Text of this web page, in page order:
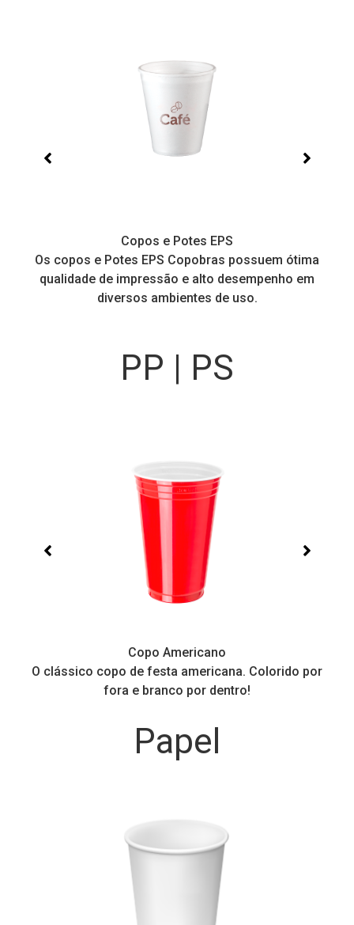
Copos e Potes EPS
Os copos e Potes EPS Copobras possuem ótima
qualidade de impressão e alto desempenho em
diversos ambientes de uso.
PP | PS
Copo Americano
O clássico copo de festa americana. Colorido por
fora e branco por dentro!
Papel